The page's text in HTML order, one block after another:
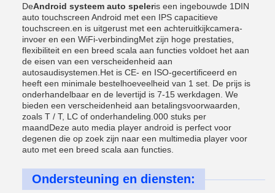
DeAndroid systeem auto speleris een ingebouwde 1DIN
auto touchscreen Android met een IPS capacitieve
touchscreen.en is uitgerust met een achteruitkijkcamera-
invoer en een WiFi-verbindingMet zijn hoge prestaties,
flexibiliteit en een breed scala aan functies voldoet het aan
de eisen van een verscheidenheid aan
autosaudisystemen.Het is CE- en ISO-gecertificeerd en
heeft een minimale bestelhoeveelheid van 1 set. De prijs is
onderhandelbaar en de levertijd is 7-15 werkdagen. We
bieden een verscheidenheid aan betalingsvoorwaarden,
zoals T / T, LC of onderhandeling.000 stuks per
maandDeze auto media player android is perfect voor
degenen die op zoek zijn naar een multimedia player voor
auto met een breed scala aan functies.
Ondersteuning en diensten: